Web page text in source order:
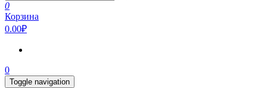
0
Корзина
0.00₽
0
Toggle navigation